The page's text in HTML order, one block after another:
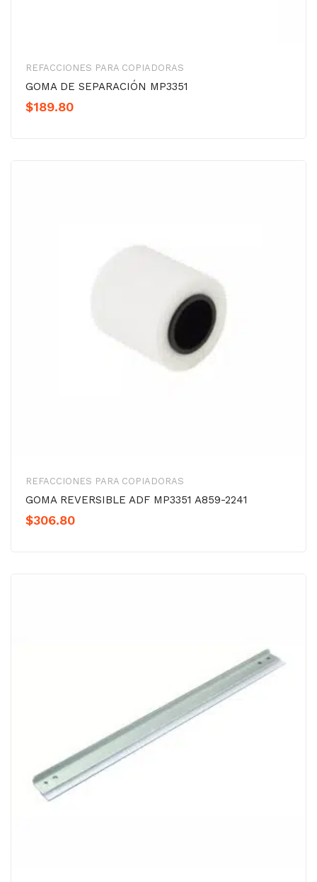
REFACCIONES PARA COPIADORAS
GOMA DE SEPARACIÓN MP3351
$189.80
REFACCIONES PARA COPIADORAS
GOMA REVERSIBLE ADF MP3351 A859-2241
$306.80